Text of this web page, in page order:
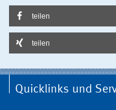
teilen
teilen
Quicklinks und